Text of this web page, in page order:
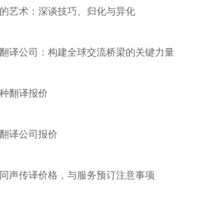
艺术：深谈技巧、归化与异化
译公司：构建全球交流桥梁的关键力量
翻译报价
译公司报价
声传译价格，与服务预订注意事项